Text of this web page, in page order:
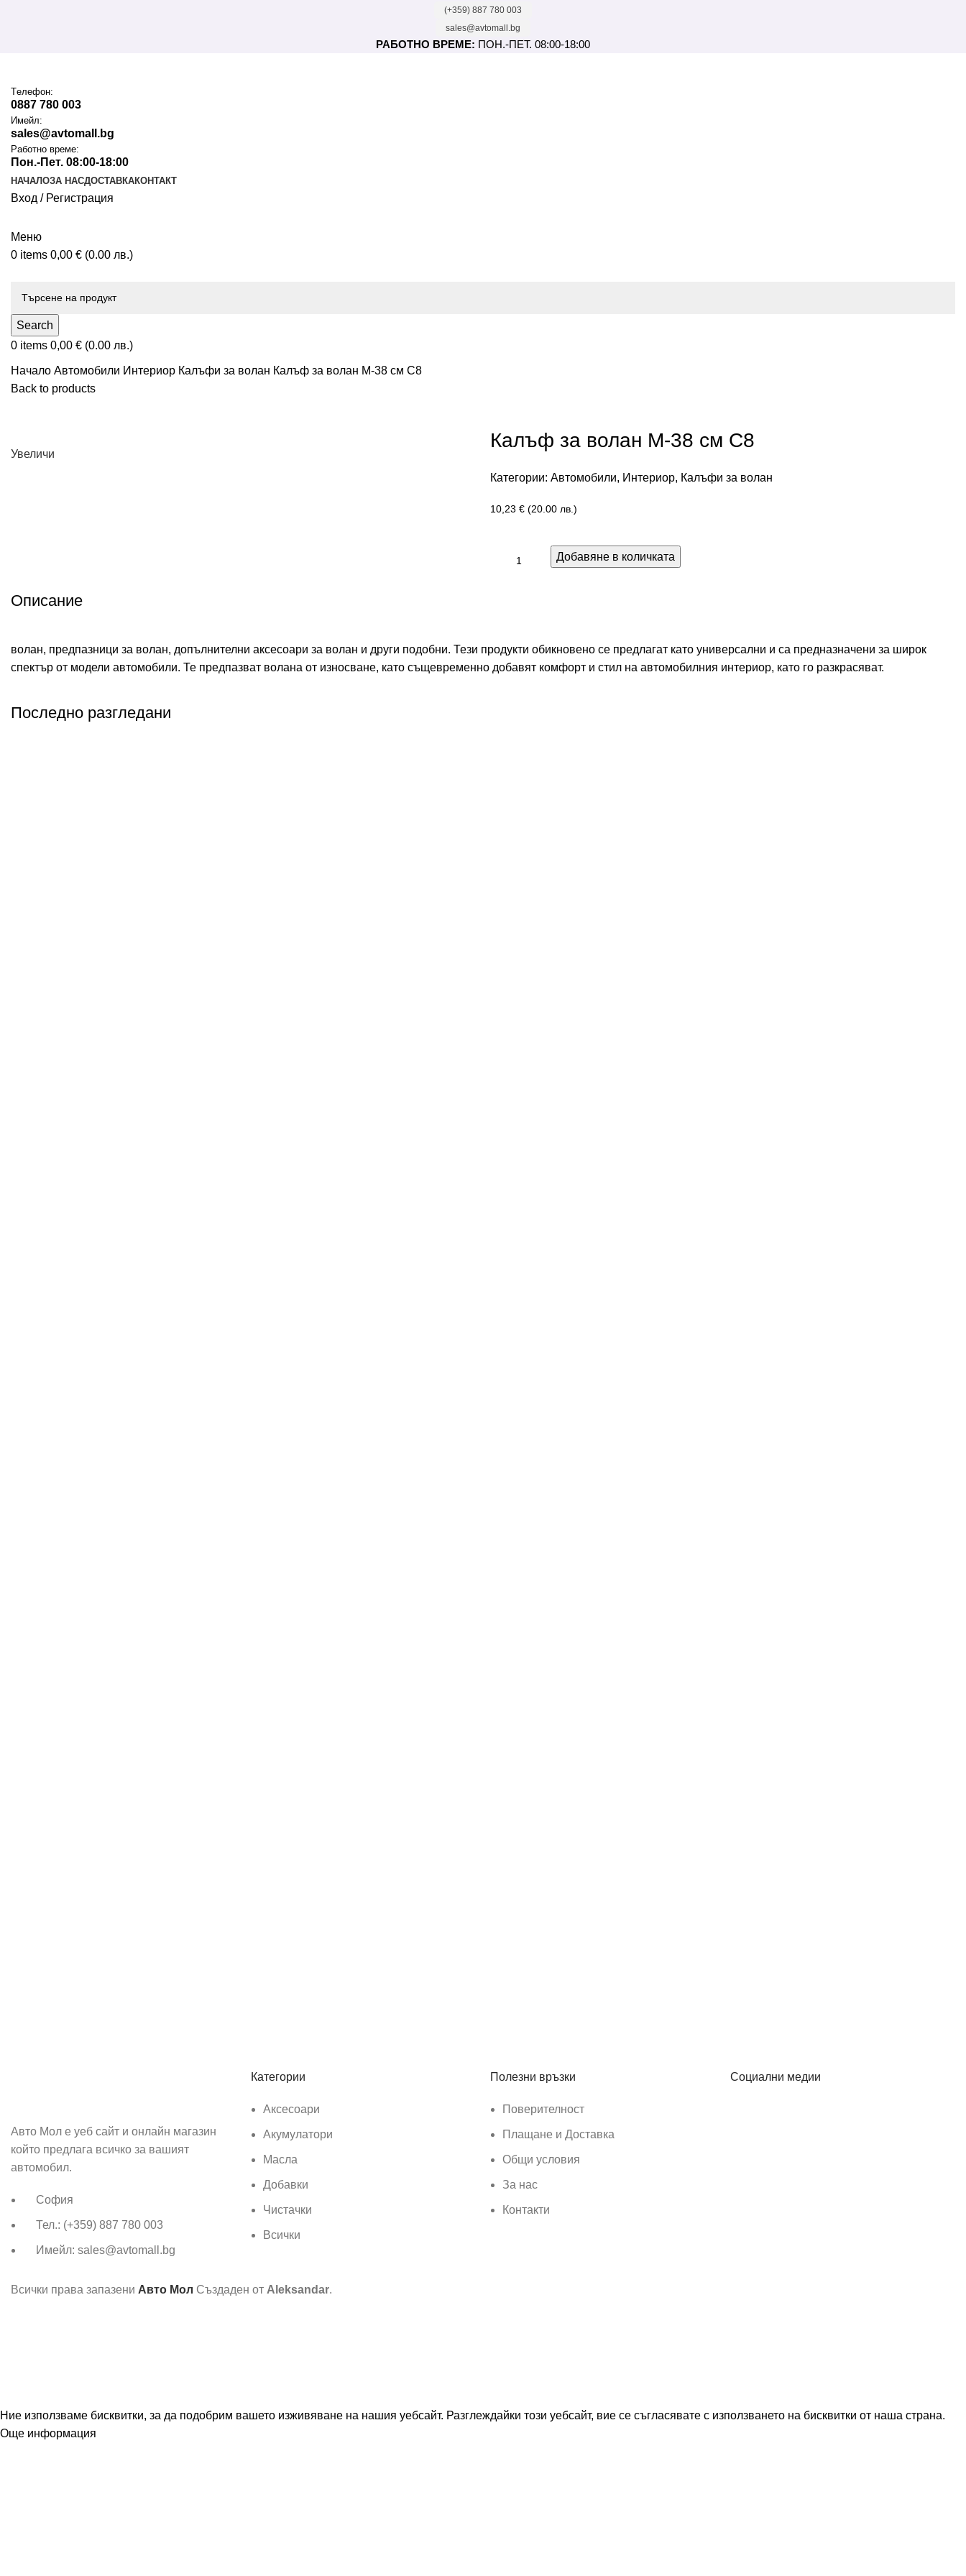
(+359) 887 780 003
sales@avtomall.bg
РАБОТНО ВРЕМЕ: ПОН.-ПЕТ. 08:00-18:00
Tелефон:
0887 780 003
Имейл:
sales@avtomall.bg
Работно време:
Пон.-Пет. 08:00-18:00
НАЧАЛОЗА НАСДОСТАВКАКОНТАКТ
Вход / Регистрация
Меню
0 items 0,00 € (0.00 лв.)
Search
0 items 0,00 € (0.00 лв.)
Начало Автомобили Интериор Калъфи за волан Калъф за волан М-38 см С8
Back to products
Увеличи
Калъф за волан М-38 см С8
Категории: Автомобили, Интериор, Калъфи за волан
10,23 € (20.00 лв.)
Добавяне в количката
Описание
волан, предпазници за волан, допълнителни аксесоари за волан и други подобни. Тези продукти обикновено се предлагат като универсални и са предназначени за широк
спектър от модели автомобили. Те предпазват волана от износване, като същевременно добавят комфорт и стил на автомобилния интериор, като го разкрасяват.
Последно разгледани
Авто Мол е уеб сайт и онлайн магазин
който предлага всичко за вашият
автомобил.
София
Тел.: (+359) 887 780 003
Имейл: sales@avtomall.bg
Категории
Аксесоари
Акумулатори
Масла
Добавки
Чистачки
Всички
Полезни връзки
Поверителност
Плащане и Доставка
Общи условия
За нас
Контакти
Социални медии
Всички права запазени Авто Мол Създаден от Aleksandar.
Ние използваме бисквитки, за да подобрим вашето изживяване на нашия уебсайт. Разглеждайки този уебсайт, вие се съгласявате с използването на бисквитки от наша страна.
Още информация